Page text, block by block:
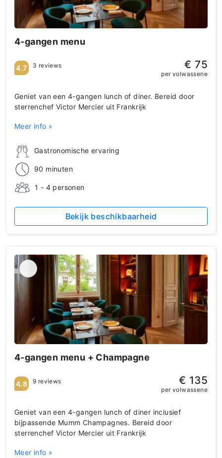
4-gangen menu
Gastronomische ervaring
90 minuten
1 - 4 personen
Geniet van een 4-gangen lunch of diner. Bereid door
sterrenchef Victor Mercier uit Frankrijk
Meer info »
4.7 3 reviews € 75
per volwassene
Bekijk beschikbaarheid
4-gangen menu + Champagne
Geniet van een 4-gangen lunch of diner inclusief
bijpassende Mumm Champagnes. Bereid door
sterrenchef Victor Mercier uit Frankrijk
Meer info »
4.8 9 reviews € 135
per volwassene